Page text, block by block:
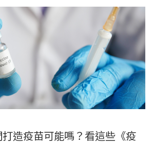
造疫苗可能嗎？看這些《疫